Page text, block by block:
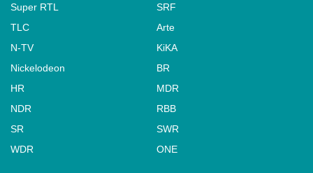
Super RTL
SRF
TLC
Arte
N-TV
KiKA
Nickelodeon
BR
HR
MDR
NDR
RBB
SR
SWR
WDR
ONE